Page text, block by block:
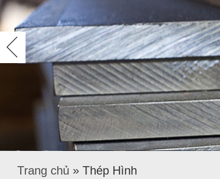
Trang chủ » Thép Hình